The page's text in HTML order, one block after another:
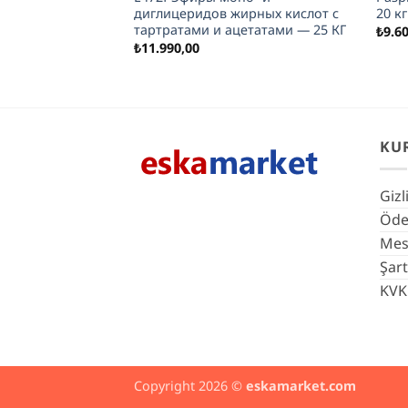
диглицеридов жирных кислот с
тартратами и ацетатами — 25 КГ
₺11.990,00
20 кг
₺
Copyright 2026 © eskamarket.com